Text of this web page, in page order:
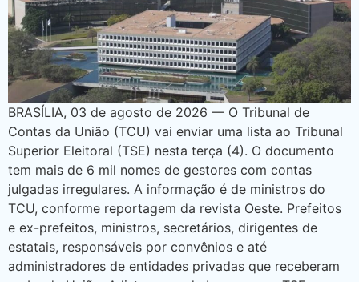
BRASÍLIA, 03 de agosto de 2026 — O Tribunal de
Contas da União (TCU) vai enviar uma lista ao Tribunal
Superior Eleitoral (TSE) nesta terça (4). O documento
tem mais de 6 mil nomes de gestores com contas
julgadas irregulares. A informação é de ministros do
TCU, conforme reportagem da revista Oeste. Prefeitos
e ex-prefeitos, ministros, secretários, dirigentes de
estatais, responsáveis por convênios e até
administradores de entidades privadas que receberam